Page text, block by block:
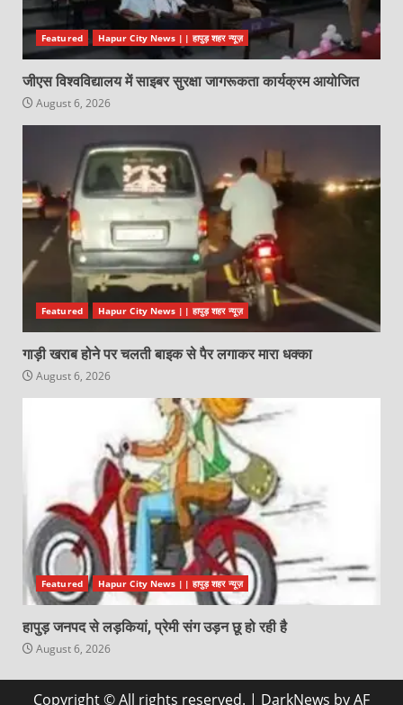
Featured Hapur City News || हापुड़ शहर न्यूज़
जीएस विश्वविद्यालय में साइबर सुरक्षा जागरूकता कार्यक्रम आयोजित
August 6, 2026
Featured Hapur City News || हापुड़ शहर न्यूज़
गाड़ी खराब होने पर चलती बाइक से पैर लगाकर मारा धक्का
August 6, 2026
Featured Hapur City News || हापुड़ शहर न्यूज़
हापुड़ जनपद से लड़कियां, प्रेमी संग उड़न छू हो रही है
August 6, 2026
Copyright © All rights reserved. | DarkNews by AF